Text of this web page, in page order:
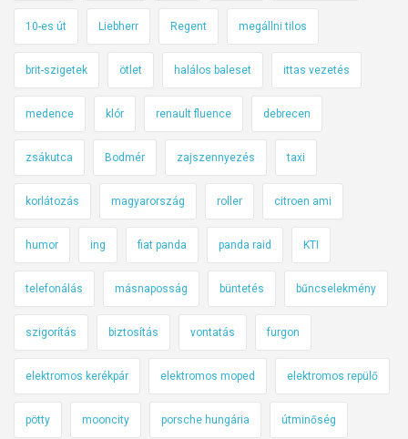
10-es út Liebherr Regent megállni tilos
brit-szigetek ötlet halálos baleset ittas vezetés
medence klór renault fluence debrecen
zsákutca Bodmér zajszennyezés taxi
korlátozás magyarország roller citroen ami
humor ing fiat panda panda raid KTI
telefonálás másnaposság büntetés bűncselekmény
szigorítás biztosítás vontatás furgon
elektromos kerékpár elektromos moped elektromos repülő
pötty mooncity porsche hungária útminőség